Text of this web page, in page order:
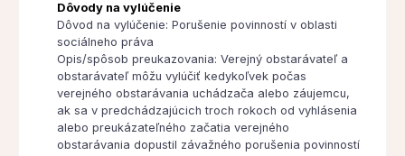
Dôvody na vylúčenie
Dôvod na vylúčenie: Porušenie povinností v oblasti
sociálneho práva
Opis/spôsob preukazovania: Verejný obstarávateľ a
obstarávateľ môžu vylúčiť kedykoľvek počas
verejného obstarávania uchádzača alebo záujemcu,
ak sa v predchádzajúcich troch rokoch od vyhlásenia
alebo preukázateľného začatia verejného
obstarávania dopustil závažného porušenia povinností